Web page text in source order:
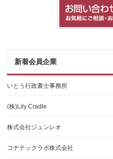
新着会員企業
いとう行政書士事務所
(株)Lily Cradle
株式会社ジュンレオ
コナテックラボ株式会社